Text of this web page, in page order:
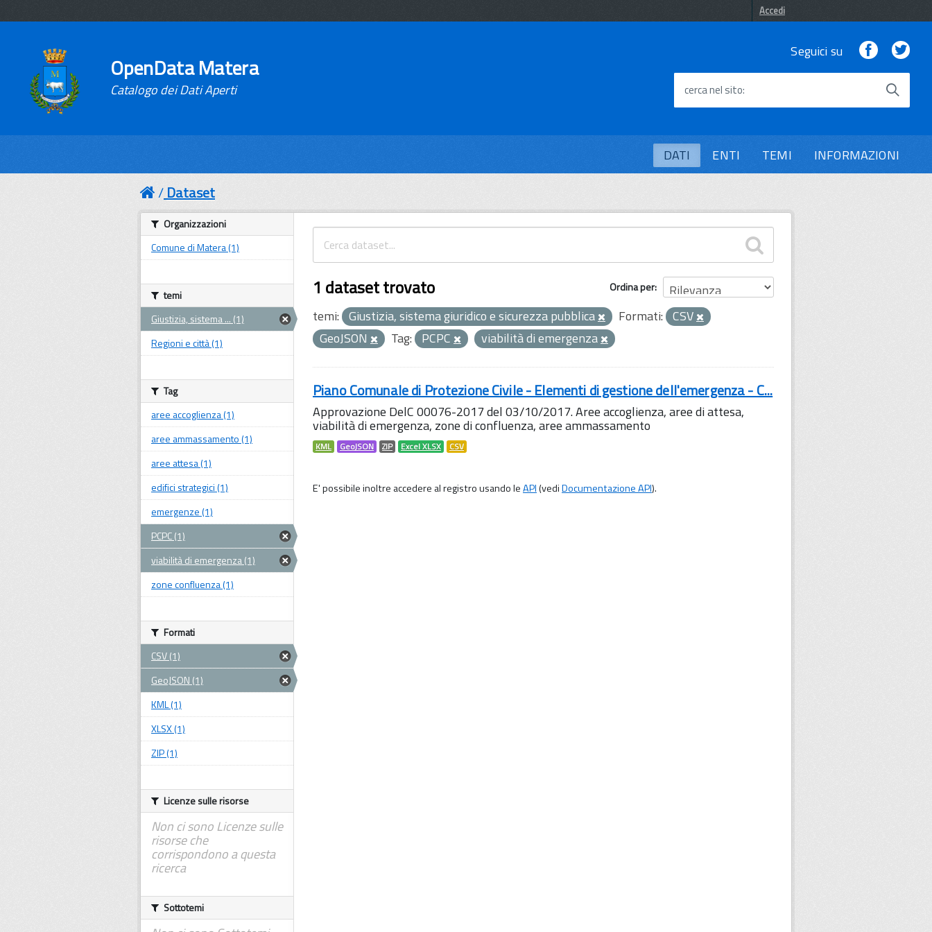
Accedi
OpenData Matera
Catalogo dei Dati Aperti
Seguici su Facebook
cerca nel sito
DATI ENTI TEMI INFORMAZIONI
Dataset
Ordina per
1 dataset trovato
temi: Giustizia, sistema giuridico e sicurezza pubblica Formati: CSV
GeoJSON
Tag: PCPC viabilità di emergenza
Piano Comunale di Protezione Civile - Elementi di gestione dell'emergenza - C...
Approvazione DelC 00076-2017 del 03/10/2017. Aree accoglienza, aree di attesa,
viabilità di emergenza, zone di confluenza, aree ammassamento
KML GeoJSON ZIP Excel XLSX CSV
E' possibile inoltre accedere al registro usando leAPI(vediDocumentazione API).
Organizzazioni
Comune di Matera (1)
temi
Giustizia, sistema ... (1)
Regioni e città (1)
Tag
aree accoglienza (1)
aree ammassamento (1)
aree attesa (1)
edifici strategici (1)
emergenze (1)
PCPC (1)
viabilità di emergenza (1)
zone confluenza (1)
Formati
CSV (1)
GeoJSON (1)
KML (1)
XLSX (1)
ZIP (1)
Licenze sulle risorse
Non ci sono Licenze sulle
risorse che
corrispondono a questa
ricerca
Sottotemi